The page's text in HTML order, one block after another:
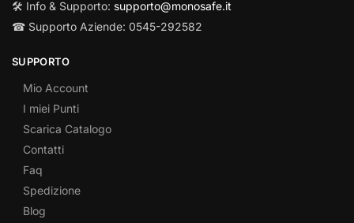
🛠️ Info & Supporto: supporto@monosafe.it
☎ Supporto Aziende: 0545-292582
SUPPORTO
Mio Account
I miei Punti
Scarica Catalogo
Contatti
Faq
Spedizione
Blog